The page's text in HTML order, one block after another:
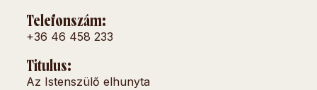
Telefonszám:
+36 46 458 233
Titulus:
Az Istenszülő elhunyta